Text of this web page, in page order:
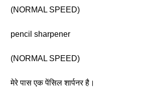
(NORMAL SPEED)
pencil sharpener
(NORMAL SPEED)
मेरे पास एक पेंसिल शार्पनर है।